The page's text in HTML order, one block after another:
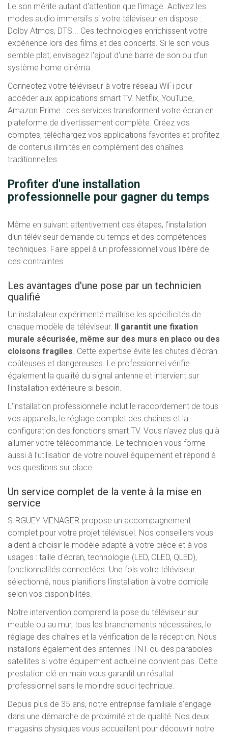
Le son mérite autant d'attention que l'image. Activez les
modes audio immersifs si votre téléviseur en dispose :
Dolby Atmos, DTS... Ces technologies enrichissent votre
expérience lors des films et des concerts. Si le son vous
semble plat, envisagez l'ajout d'une barre de son ou d'un
système home cinéma.
Connectez votre téléviseur à votre réseau WiFi pour
accéder aux applications smart TV. Netflix, YouTube,
Amazon Prime : ces services transforment votre écran en
plateforme de divertissement complète. Créez vos
comptes, téléchargez vos applications favorites et profitez
de contenus illimités en complément des chaînes
traditionnelles.
Profiter d'une installation
professionnelle pour gagner du temps
Même en suivant attentivement ces étapes, l'installation
d'un téléviseur demande du temps et des compétences
techniques. Faire appel à un professionnel vous libère de
ces contraintes.
Les avantages d'une pose par un technicien
qualifié
Un installateur expérimenté maîtrise les spécificités de
chaque modèle de téléviseur. Il garantit une fixation
murale sécurisée, même sur des murs en placo ou des
cloisons fragiles. Cette expertise évite les chutes d'écran
coûteuses et dangereuses. Le professionnel vérifie
également la qualité du signal antenne et intervient sur
l'installation extérieure si besoin.
L'installation professionnelle inclut le raccordement de tous
vos appareils, le réglage complet des chaînes et la
configuration des fonctions smart TV. Vous n'avez plus qu'à
allumer votre télécommande. Le technicien vous forme
aussi à l'utilisation de votre nouvel équipement et répond à
vos questions sur place.
Un service complet de la vente à la mise en
service
SIRGUEY MENAGER propose un accompagnement
complet pour votre projet télévisuel. Nos conseillers vous
aident à choisir le modèle adapté à votre pièce et à vos
usages : taille d'écran, technologie (LED, OLED, QLED),
fonctionnalités connectées. Une fois votre téléviseur
sélectionné, nous planifions l'installation à votre domicile
selon vos disponibilités.
Notre intervention comprend la pose du téléviseur sur
meuble ou au mur, tous les branchements nécessaires, le
réglage des chaînes et la vérification de la réception. Nous
installons également des antennes TNT ou des paraboles
satellites si votre équipement actuel ne convient pas. Cette
prestation clé en main vous garantit un résultat
professionnel sans le moindre souci technique.
Depuis plus de 35 ans, notre entreprise familiale s'engage
dans une démarche de proximité et de qualité. Nos deux
magasins physiques vous accueillent pour découvrir notre